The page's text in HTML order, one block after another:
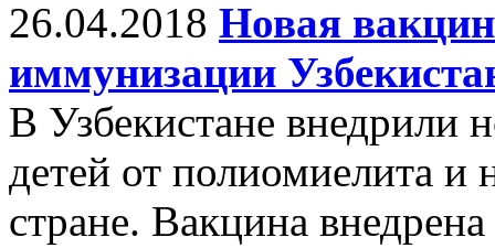
26.04.2018 Новая
иммунизации
В Узбекистане внедрили
детей от полиомиелита
стране. Вакцина